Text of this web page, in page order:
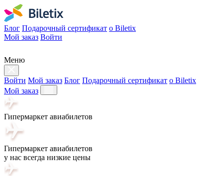
Блог Подарочный сертификат о Biletix
Мой заказ Войти
Меню
Войти Мой заказ Блог Подарочный сертификат о Biletix
Мой заказ
Гипермаркет авиабилетов
Гипермаркет авиабилетов
у нас всегда низкие цены